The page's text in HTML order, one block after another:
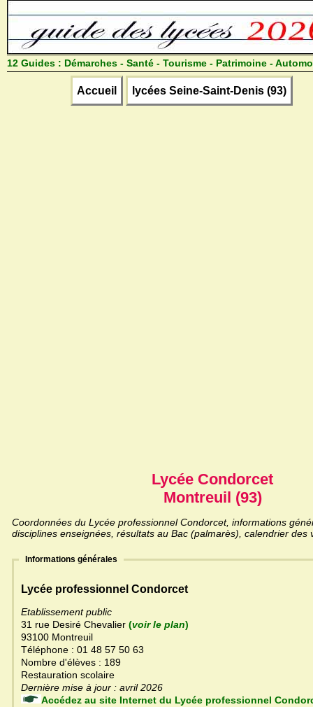
12 Guides : Démarches - Santé - Tourisme - Patrimoine -
Accueil lycées Seine-Saint-Denis (93)
Lycée Condorcet
Montreuil (93)
Coordonnées du Lycée professionnel Condorcet, informations
disciplines enseignées, résultats au Bac (palmarès), calendrier des
Informations générales
Lycée professionnel Condorcet
Etablissement public
31 rue Desiré Chevalier (voir le plan)
93100 Montreuil
Téléphone : 01 48 57 50 63
Nombre d'élèves : 189
Restauration scolaire
Dernière mise à jour : avril 2026
Accédez au site Internet du Lycée professionnel